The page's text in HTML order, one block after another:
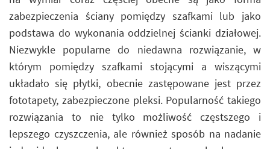
zabezpieczenia ściany pomiędzy szafkami lub jako
podstawa do wykonania oddzielnej ścianki działowej.
Niezwykle popularne do niedawna rozwiązanie, w
którym pomiędzy szafkami stojącymi a wiszącymi
układało się płytki, obecnie zastępowane jest przez
fototapety, zabezpieczone pleksi. Popularność takiego
rozwiązania to nie tylko możliwość częstszego i
lepszego czyszczenia, ale również sposób na nadanie